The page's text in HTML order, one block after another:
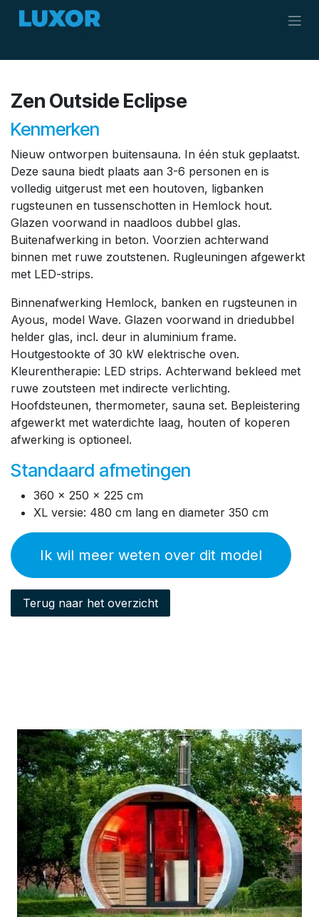
Overslaan naar inhoud
Zen Outside Eclipse
Kenmerken
Nieuw ontworpen buitensauna. In één stuk geplaatst.
Deze sauna biedt plaats aan 3-6 personen en is
volledig uitgerust met een houtoven, ligbanken
rugsteunen en tussenschotten in Hemlock hout.
Glazen voorwand in naadloos dubbel glas.
Buitenafwerking in beton. Voorzien achterwand
binnen met ruwe zoutstenen. Rugleuningen afgewerkt
met LED-strips.
Binnenafwerking Hemlock, banken en rugsteunen in
Ayous, model Wave. Glazen voorwand in driedubbel
helder glas, incl. deur in aluminium frame.
Houtgestookte of 30 kW elektrische oven.
Kleurentherapie: LED strips. Achterwand bekleed met
ruwe zoutsteen met indirecte verlichting.
Hoofdsteunen, thermometer, sauna set. Bepleistering
afgewerkt met waterdichte laag, houten of koperen
afwerking is optioneel.
Standaard afmetingen
360 x 250 x 225 cm
XL versie: 480 cm lang en diameter 350 cm
Ik wil meer weten over dit model
Terug naar het overzicht